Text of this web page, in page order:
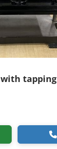
with tapping